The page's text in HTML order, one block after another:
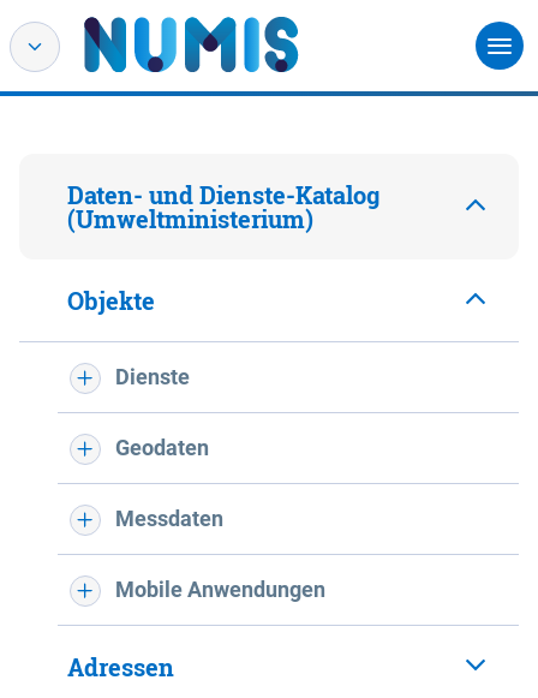
Daten- und Dienste-Katalog
(Umweltministerium)
Objekte
Dienste
Geodaten
Messdaten
Mobile Anwendungen
Adressen